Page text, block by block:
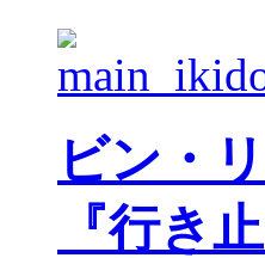
ビン・
『行き